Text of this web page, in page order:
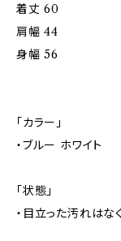
着丈 60
肩幅 44
身幅 56
「カラー」
・ブルー ホワイト
「状態」
・目立った汚れはな